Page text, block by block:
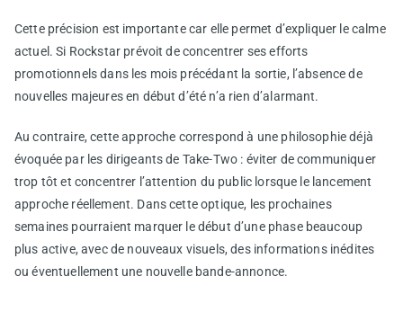
Cette précision est importante car elle permet d’expliquer le calme
actuel. Si Rockstar prévoit de concentrer ses efforts
promotionnels dans les mois précédant la sortie, l’absence de
nouvelles majeures en début d’été n’a rien d’alarmant.
Au contraire, cette approche correspond à une philosophie déjà
évoquée par les dirigeants de Take-Two : éviter de communiquer
trop tôt et concentrer l’attention du public lorsque le lancement
approche réellement. Dans cette optique, les prochaines
semaines pourraient marquer le début d’une phase beaucoup
plus active, avec de nouveaux visuels, des informations inédites
ou éventuellement une nouvelle bande-annonce.